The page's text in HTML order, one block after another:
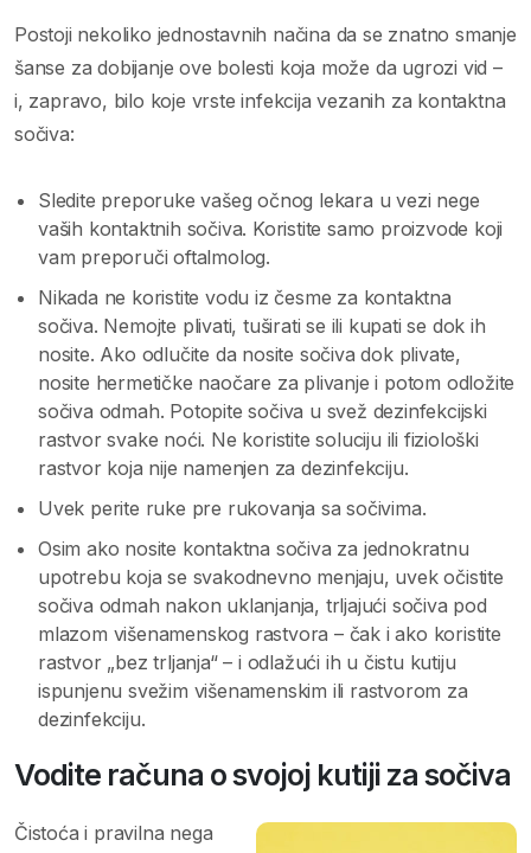
Postoji nekoliko jednostavnih načina da se znatno smanje
šanse za dobijanje ove bolesti koja može da ugrozi vid –
i, zapravo, bilo koje vrste infekcija vezanih za kontaktna
sočiva:
Sledite preporuke vašeg očnog lekara u vezi nege
vaših kontaktnih sočiva. Koristite samo proizvode koji
vam preporuči oftalmolog.
Nikada ne koristite vodu iz česme za kontaktna
sočiva. Nemojte plivati, tuširati se ili kupati se dok ih
nosite. Ako odlučite da nosite sočiva dok plivate,
nosite hermetičke naočare za plivanje i potom odložite
sočiva odmah. Potopite sočiva u svež dezinfekcijski
rastvor svake noći. Ne koristite soluciju ili fiziološki
rastvor koja nije namenjen za dezinfekciju.
Uvek perite ruke pre rukovanja sa sočivima.
Osim ako nosite kontaktna sočiva za jednokratnu
upotrebu koja se svakodnevno menjaju, uvek očistite
sočiva odmah nakon uklanjanja, trljajući sočiva pod
mlazom višenamenskog rastvora – čak i ako koristite
rastvor „bez trljanja“ – i odlažući ih u čistu kutiju
ispunjenu svežim višenamenskim ili rastvorom za
dezinfekciju.
Vodite računa o svojoj kutiji za sočiva
Čistoća i pravilna nega